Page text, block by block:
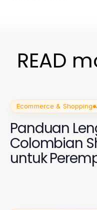
READ
Ecommerce & Shopping
Panduan
Colombian
untuk